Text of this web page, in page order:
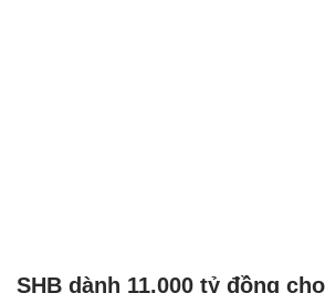
SHB dành 11.000 tỷ đồng